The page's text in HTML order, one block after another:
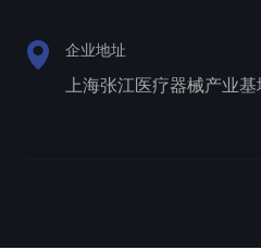
企业地址